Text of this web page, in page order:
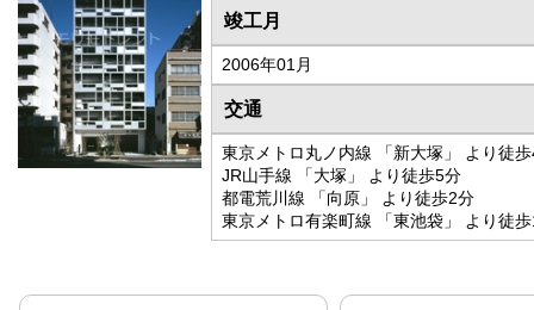
竣工月
2006年01月
交通
東京メトロ丸ノ内線 「新大塚」 より徒
JR山手線 「大塚」 より徒歩5分
都電荒川線 「向原」 より徒歩2分
東京メトロ有楽町線 「東池袋」 より徒